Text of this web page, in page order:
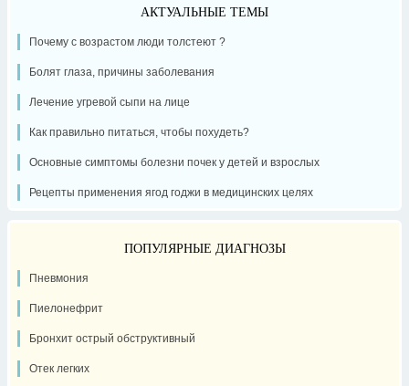
АКТУАЛЬНЫЕ ТЕМЫ
Почему с возрастом люди толстеют ?
Болят глаза, причины заболевания
Лечение угревой сыпи на лице
Как правильно питаться, чтобы похудеть?
Основные симптомы болезни почек у детей и взрослых
Рецепты применения ягод годжи в медицинских целях
ПОПУЛЯРНЫЕ ДИАГНОЗЫ
Пневмония
Пиелонефрит
Бронхит острый обструктивный
Отек легких